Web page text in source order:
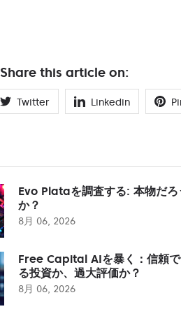
Share this article on:
Twitter Linkedin
Evo Plataを調査する: 本物だろ
か？
8月 06, 2026
Free Capital AIを暴く：信頼で
る投資か、過大評価か？
8月 06, 2026